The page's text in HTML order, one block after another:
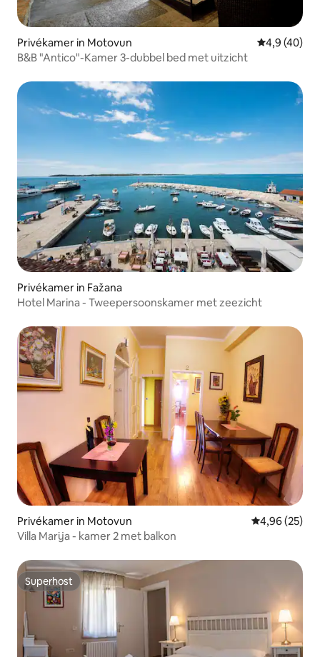
Privékamer in Motovun
4,9 (40)
B&B "Antico"-Kamer 3-dubbel bed met uitzicht
Privékamer in Fažana
Hotel Marina - Tweepersoonskamer met zeezicht
Privékamer in Motovun Gemiddelde
4,96 (25)
Villa Marija - kamer 2 met balkon
Superhost
Superhost